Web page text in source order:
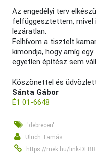
Az engedélyi terv
felfüggesztettem, mivel
lezáratlan.
Felhívom a tisztelt
kimondja, hogy amíg
egyetlen építész sem
Köszönettel és
Sánta Gábor
É1 01-6648
'debrecen'
Ulrich Tamás
https://mek.hu/link-